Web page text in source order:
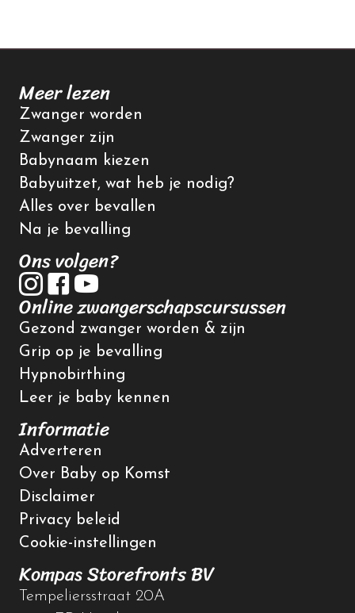
Meer lezen
Zwanger worden
Zwanger zijn
Babynaam kiezen
Babyuitzet, wat heb je nodig?
Alles over bevallen
Na je bevalling
Ons volgen?
Online zwangerschapscursussen
Gezond zwanger worden & zijn
Grip op je bevalling
Hypnobirthing
Leer je baby kennen
Informatie
Adverteren
Over Baby op Komst
Disclaimer
Privacy beleid
Cookie-instellingen
Kompas Storefronts BV
Tempeliersstraat 20A